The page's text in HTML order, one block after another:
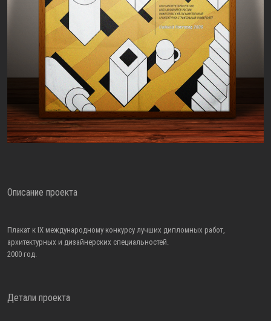
Описание проекта
Плакат к IX международному конкурсу лучших дипломных работ,
архитектурных и дизайнерских специальностей.
2000 год.
Детали проекта